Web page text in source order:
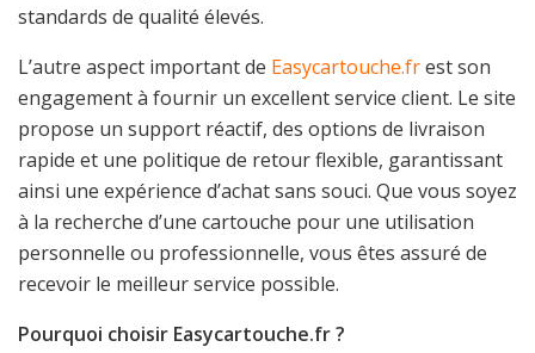
standards de qualité élevés.
L’autre aspect important de Easycartouche.frest son
engagement à fournir un excellent service client. Le site
propose un support réactif, des options de livraison
rapide et une politique de retour flexible, garantissant
ainsi une expérience d’achat sans souci. Que vous soyez
à la recherche d’une cartouche pour une utilisation
personnelle ou professionnelle, vous êtes assuré de
recevoir le meilleur service possible.
Pourquoi choisir Easycartouche.fr ?